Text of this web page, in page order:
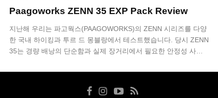
Paagoworks ZENN 35 EXP Pack Review
지난해 우리는 파고웍스(PAAGOWORKS)의 ZENN 시리즈를 다양
한 국내 하이킹과 투르 드 몽블랑에서 테스트했습니다. 당시 ZENN
35는 경량 배낭의 단순함과 실제 장거리에서 필요한 안정성 사이